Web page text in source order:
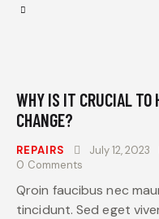
WHY IS IT CRUCIAL TO
CHANGE?
REPAIRS July 12, 2023
0 Comments
Qroin faucibus nec
tincidunt. Sed eget